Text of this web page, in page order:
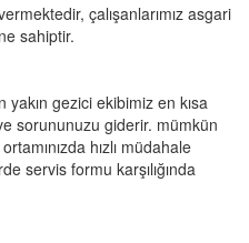
çalışanlarımız asgari
sahiptir.
gezici ekibimiz en kısa
sorununuzu giderir. mümkün
hızlı müdahale
servis formu karşılığında